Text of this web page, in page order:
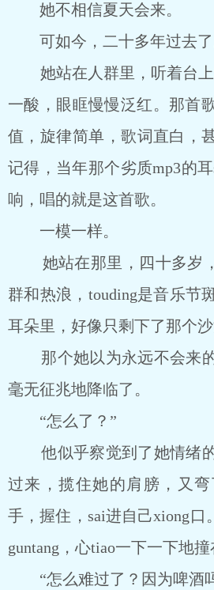
她不相信夏天会来。
可如今，二十多年过去了
她站在人群里，听着台上
一酸，眼眶慢慢泛红。那首
值，旋律简单，歌词直白，
记得，当年那个劣质mp3的
响，唱的就是这首歌。
一模一样。
她站在那里，四十多岁，
群和热浪，touding是音乐节
耳朵里，好像只剩下了那个沙
那个她以为永远不会来的
毫无征兆地降临了。
“怎么了？”
他似乎察觉到了她情绪的
过来，揽住她的肩膀，又
手，握住，sai进自己xiong口
guntang，心tiao一下一下地撞
“怎么难过了？因为啤酒